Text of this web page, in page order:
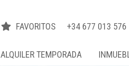
FAVORITOS +34 677 013 576
ALQUILER TEMPORADA